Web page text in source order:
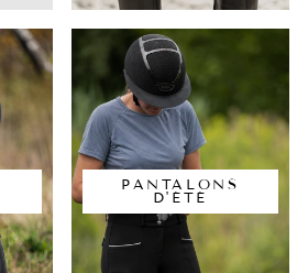
PANTALONS
D'ÉTÉ